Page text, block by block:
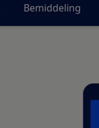
Bemiddeling